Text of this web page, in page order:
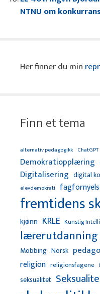
NTNU om
Her finner du min
Finn et tema
alternativ pedagogikk ChatGPT
Demokratiopplæring
Digitalisering digital
elevdemokrati
fremtidens
kjønn KRLE Kunstig
lærerutdanning
Mobbing Norsk
religion religionsfagene
seksualitet